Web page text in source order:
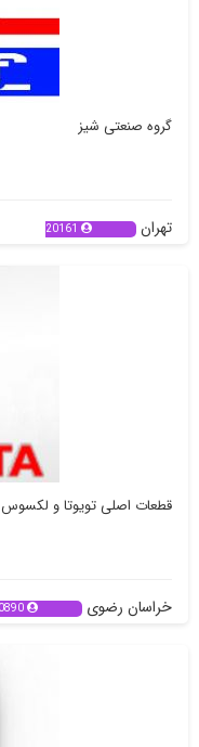
گروه صنعتی شیز
تهران 20161
قطعات اصلی تویوتا و لکسوس
خراسان رضوی 10890